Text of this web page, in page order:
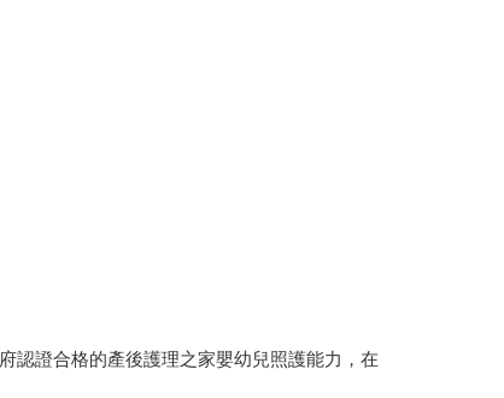
認證合格的產後護理之家嬰幼兒照護能力，在